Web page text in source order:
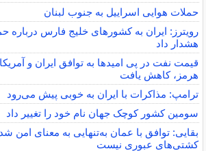
حملات هوایی اسراییل به جنوب لبنان
رویترز: ایران به کشورهای خلیج فارس درباره
هشدار داد
قیمت نفت در پی امیدها به توافق ایران و
هرمز، کاهش یافت
ترامپ: مذاکرات با ایران به خوبی پیش می‌رود
سومین کشور کوچک جهان نام خود را تغییر داد
بقایی: توافق با عمان به‌تنهایی به معنای امن
کشتی‌های عبوری نیست